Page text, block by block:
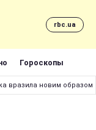
rbc.ua
Гороскопы
вразила новим образом